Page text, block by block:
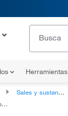
Herramientas
Sales y sustancias inorgánicas